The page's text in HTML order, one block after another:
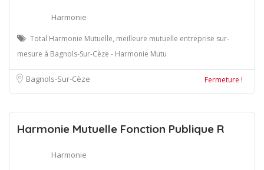
Harmonie
Total Harmonie Mutuelle, meilleure mutuelle entreprise sur-
mesure à Bagnols-Sur-Cèze - Harmonie Mutu
Bagnols-Sur-Cèze Fermeture !
Harmonie Mutuelle Fonction Publique R
Harmonie